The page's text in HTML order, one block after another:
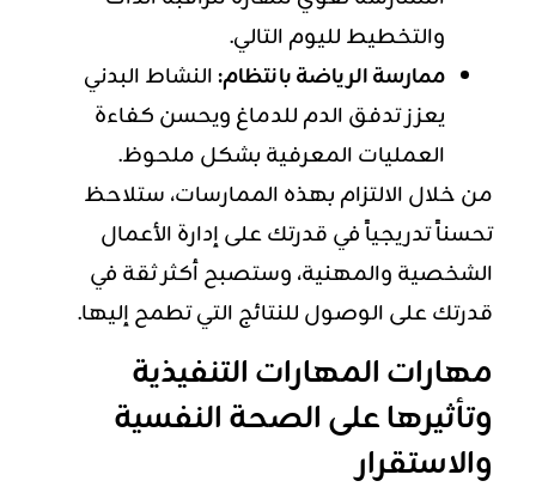
والتخطيط لليوم التالي.
ممارسة الرياضة بانتظام:النشاط البدني
يعزز تدفق الدم للدماغ ويحسن كفاءة
العمليات المعرفية بشكل ملحوظ.
من خلال الالتزام بهذه الممارسات، ستلاحظ
تحسناً تدريجياً في قدرتك على إدارة الأعمال
الشخصية والمهنية، وستصبح أكثر ثقة في
قدرتك على الوصول للنتائج التي تطمح إليها.
مهارات المهارات التنفيذية
وتأثيرها على الصحة النفسية
والاستقرار